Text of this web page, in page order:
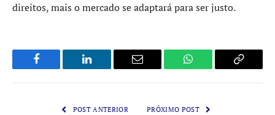
direitos, mais o mercado se adaptará para ser justo.
Facebook LinkedIn Email WhatsApp Copy
POST ANTERIOR PRÓXIMO POST